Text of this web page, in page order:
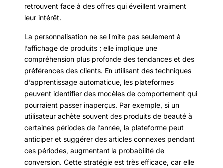
retrouvent face à des offres qui éveillent vraiment
leur intérêt.
La personnalisation ne se limite pas seulement à
l’affichage de produits ; elle implique une
compréhension plus profonde des tendances et des
préférences des clients. En utilisant des techniques
d’apprentissage automatique, les plateformes
peuvent identifier des modèles de comportement qui
pourraient passer inaperçus. Par exemple, si un
utilisateur achète souvent des produits de beauté à
certaines périodes de l’année, la plateforme peut
anticiper et suggérer des articles connexes pendant
ces périodes, augmentant la probabilité de
conversion. Cette stratégie est très efficace, car elle